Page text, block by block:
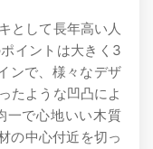
として長年高い人
イントは大きく3
ンで、様々なデザ
たような凹凸によ
一で心地いい木質
の中心付近を切っ